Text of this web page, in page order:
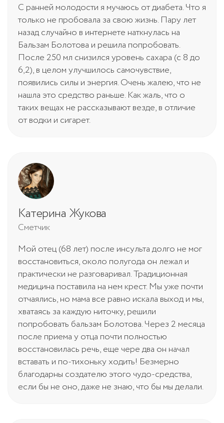
С ранней молодости я мучаюсь от диабета. Что я
только не пробовала за свою жизнь. Пару лет
назад случайно в интернете наткнулась на
Бальзам Болотова и решила попробовать.
После 250 мл снизился уровень сахара (с 8 до
6,2), в целом улучшилось самочувствие,
появились силы и энергия. Очень жалею, что не
нашла это средство раньше. Как жаль, что о
таких вещах не рассказывают везде, в отличие
от водки и сигарет.
Катерина Жукова
Сметчик
Мой отец (68 лет) после инсульта долго не мог
восстановиться, около полугода он лежал и
практически не разговаривал. Традиционная
медицина поставила на нем крест. Мы уже почти
отчаялись, но мама все равно искала выход и мы,
хватаясь за каждую ниточку, решили
попробовать бальзам Болотова. Через 2 месяца
после приема у отца почти полностью
восстановилась речь, еще чере два он начал
вставать и по-тихоньку ходить! Безмерно
благодарны создателю этого чудо-средства,
если бы не оно, даже не знаю, что бы мы делали.